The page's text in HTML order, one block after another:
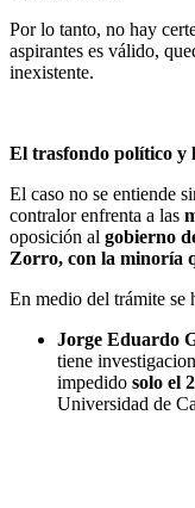
Por lo tanto, no hay
aspirantes es válido,
inexistente.
El trasfondo político y
El caso no se entiende
contralor enfrenta a las
oposición al gobierno
Zorro, con la minoría
En medio del trámite se
Jorge Eduardo
tiene
impedido solo el
Universidad de